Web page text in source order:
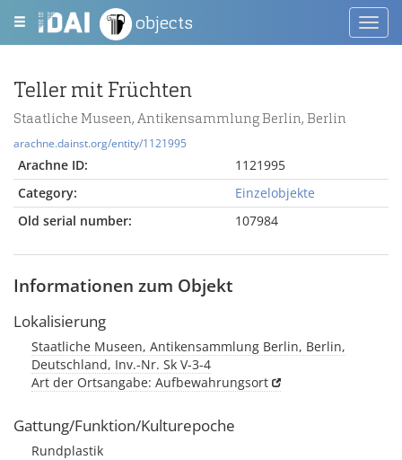
objects
Teller mit Früchten
Staatliche Museen, Antikensammlung Berlin, Berlin
arachne.dainst.org/entity/1121995
Arachne ID:
1121995
Category:
Einzelobjekte
Old serial number:
107984
Informationen zum Objekt
Lokalisierung
Staatliche Museen, Antikensammlung Berlin, Berlin,
Deutschland, Inv.-Nr. Sk V-3-4
Art der Ortsangabe: Aufbewahrungsort
Gattung/Funktion/Kulturepoche
Rundplastik